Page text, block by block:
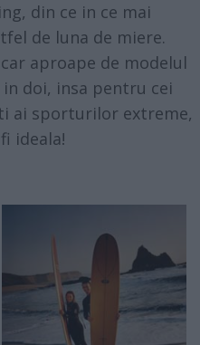
din ce in ce mai
de luna de miere.
aproape de modelul
doi, insa pentru cei
ai sporturilor extreme,
ideala!